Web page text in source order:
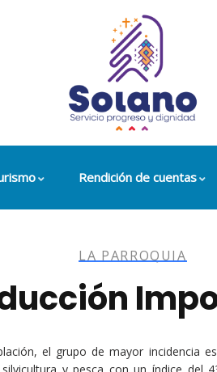
Rendición de cuentas
LA PARROQUIA
el grupo de mayor incidencia